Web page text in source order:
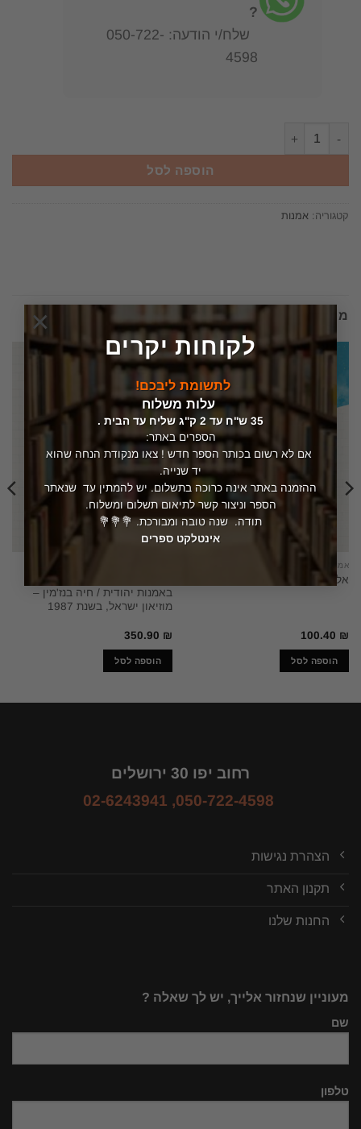
לקוחות יקרים
לתשומת ליבכם!
עלות משלוח
35 ש"ח עד 2 ק"ג שליח עד הבית .
הספרים באתר:
אם לא רשום בכותר הספר חדש ! צאו מנקודת הנחה שהוא
יד שנייה.
ההזמנה באתר אינה כרוכה בתשלום. יש להמתין עד שנאתר
הספר וניצור קשר לתיאום תשלום ומשלוח.
תודה. שנה טובה ומבורכת. 💐💐💐
אינטלקט ספרים
×
?
שלח/י הודעה: 050-722-
4598
הוספה לסל
קטגוריה: אמנות
מוצרים קשורים
אמנות
אליהו סידי ליקוטי אליהו – תערוכה
100.40 ₪
הוספה לסל
אוסף שטיגליץ : יצירות מופת
באמנות יהודית / חיה בנז'מין –
מוזיאון ישראל, בשנת 1987
350.90 ₪
הוספה לסל
רחוב יפו 30 ירושלים
050-722-4598
,
02-6243941
הצהרת נגישות
תקנון האתר
החנות שלנו
מעוניין שנחזור אלייך, יש לך שאלה ?
שם
טלפון